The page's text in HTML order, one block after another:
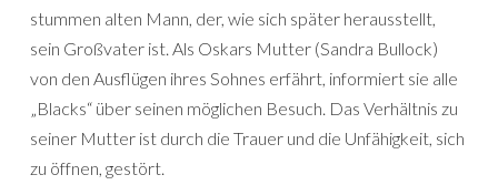
stummen alten Mann, der, wie sich später herausstellt,
sein Großvater ist. Als Oskars Mutter (Sandra Bullock)
von den Ausflügen ihres Sohnes erfährt, informiert sie alle
„Blacks“ über seinen möglichen Besuch. Das Verhältnis zu
seiner Mutter ist durch die Trauer und die Unfähigkeit, sich
zu öffnen, gestört.